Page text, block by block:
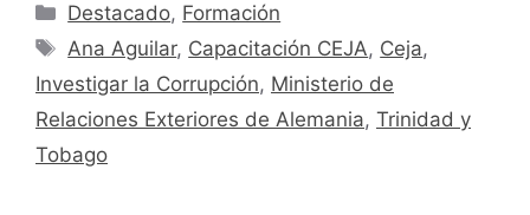
Destacado, Formación
Ana Aguilar, Capacitación CEJA, Ceja,
Investigar la Corrupción, Ministerio de
Relaciones Exteriores de Alemania, Trinidad y
Tobago